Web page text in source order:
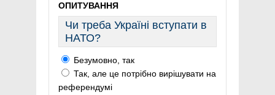
ОПИТУВАННЯ
Чи треба Україні вступати в
НАТО?
Безумовно, так
Так, але це потрібно вирішувати на
референдумі